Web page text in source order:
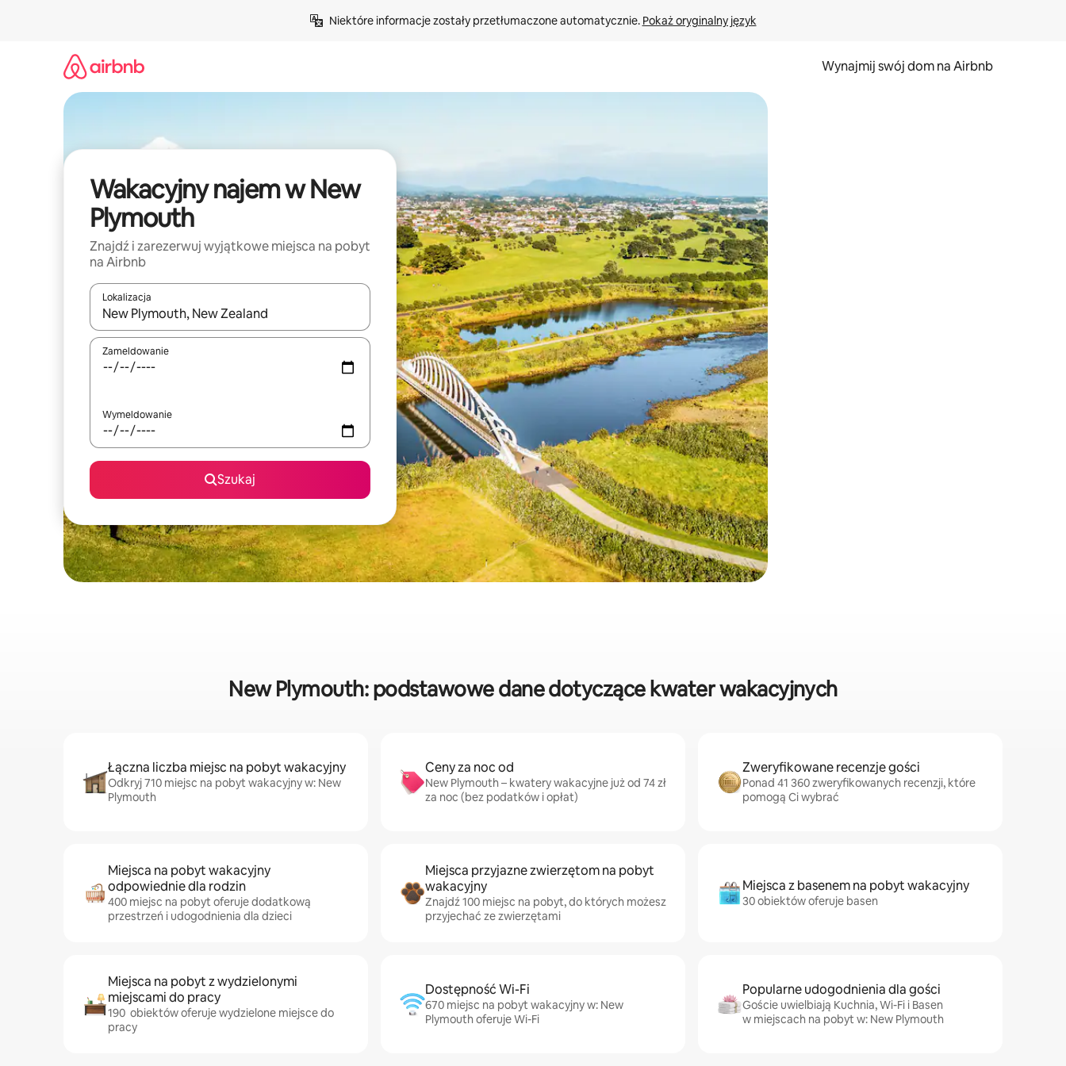
Niektóre informacje zostały przetłumaczone automatycznie. Pokaż oryginalny język
Wynajmij swój dom na Airbnb
Wakacyjny najem w New
Plymouth
Znajdź i zarezerwuj wyjątkowe miejsca na pobyt
na Airbnb
Lokalizacja
Gdy wyniki będą dostępne, możesz poruszać się po nich za pomocą klawiszy strzałek w górę i w dół lub przeglądać je za pomocą gestów dotykowych lub przesuwania.
Zameldowanie
Wymeldowanie
Szukaj
New Plymouth: podstawowe dane dotyczące kwater wakacyjnych
Łączna liczba miejsc na pobyt wakacyjny
Odkryj 710 miejsc na pobyt wakacyjny w: New
Plymouth
Ceny za noc od
New Plymouth – kwatery wakacyjne już od 74 zł
za noc (bez podatków i opłat)
Zweryfikowane recenzje gości
Ponad 41 360 zweryfikowanych recenzji, które
pomogą Ci wybrać
Miejsca na pobyt wakacyjny
odpowiednie dla rodzin
400 miejsc na pobyt oferuje dodatkową
przestrzeń i udogodnienia dla dzieci
Miejsca przyjazne zwierzętom na pobyt
wakacyjny
Znajdź 100 miejsc na pobyt, do których możesz
przyjechać ze zwierzętami
Miejsca z basenem na pobyt wakacyjny
30 obiektów oferuje basen
Miejsca na pobyt z wydzielonymi
miejscami do pracy
190 obiektów oferuje wydzielone miejsce do
pracy
Dostępność Wi-Fi
670 miejsc na pobyt wakacyjny w: New
Plymouth oferuje Wi-Fi
Popularne udogodnienia dla gości
Goście uwielbiają Kuchnia, Wi-Fi i Basen
w miejscach na pobyt w: New Plymouth